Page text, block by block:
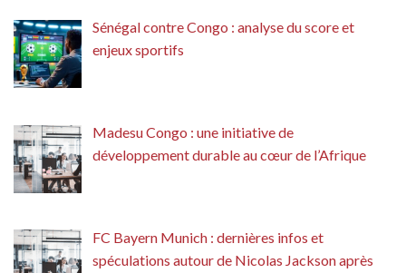
Sénégal contre Congo : analyse du score et
enjeux sportifs
Madesu Congo : une initiative de
développement durable au cœur de l’Afrique
FC Bayern Munich : dernières infos et
spéculations autour de Nicolas Jackson après